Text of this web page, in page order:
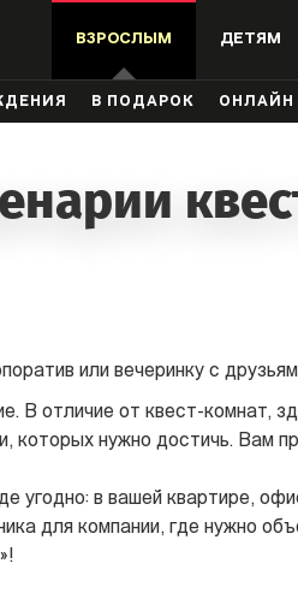
ВЗРОСЛЫМ ДЕТЯМ
В ПОДАРОК ОНЛАЙН
или вечеринку с
В отличие от квест-комнат,
которых нужно достичь. Вам
угодно: в вашей квартире,
для компании, где нужно